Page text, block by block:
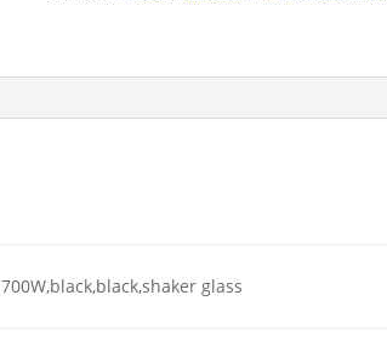
700W,black,black,shaker glass